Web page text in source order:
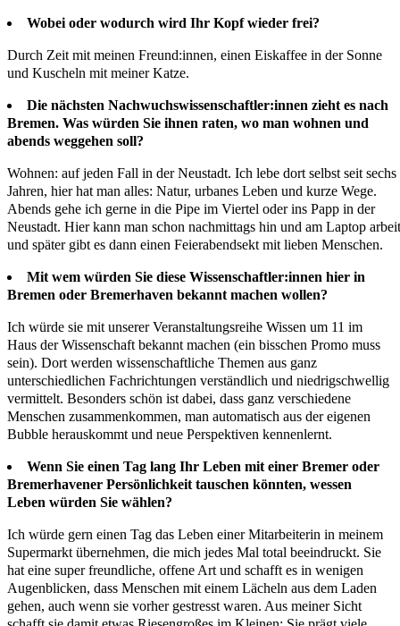
Wobei oder wodurch wird Ihr Kopf wieder frei?
Durch Zeit mit meinen Freund:innen, einen Eiskaffee in der Sonne
und Kuscheln mit meiner Katze.
Die nächsten Nachwuchswissenschaftler:innen zieht es nach
Bremen. Was würden Sie ihnen raten, wo man wohnen und
abends weggehen soll?
Wohnen: auf jeden Fall in der Neustadt. Ich lebe dort selbst seit sechs
Jahren, hier hat man alles: Natur, urbanes Leben und kurze Wege.
Abends gehe ich gerne in die Pipe im Viertel oder ins Papp in der
Neustadt. Hier kann man schon nachmittags hin und am Laptop
und später gibt es dann einen Feierabendsekt mit lieben Menschen.
Mit wem würden Sie diese Wissenschaftler:innen hier in
Bremen oder Bremerhaven bekannt machen wollen?
Ich würde sie mit unserer Veranstaltungsreihe Wissen um 11 im
Haus der Wissenschaft bekannt machen (ein bisschen Promo muss
sein). Dort werden wissenschaftliche Themen aus ganz
unterschiedlichen Fachrichtungen verständlich und niedrigschwellig
vermittelt. Besonders schön ist dabei, dass ganz verschiedene
Menschen zusammenkommen, man automatisch aus der eigenen
Bubble herauskommt und neue Perspektiven kennenlernt.
Wenn Sie einen Tag lang Ihr Leben mit einer Bremer oder
Bremerhavener Persönlichkeit tauschen könnten, wessen
Leben würden Sie wählen?
Ich würde gern einen Tag das Leben einer Mitarbeiterin in meinem
Supermarkt übernehmen, die mich jedes Mal total beeindruckt. Sie
hat eine super freundliche, offene Art und schafft es in wenigen
Augenblicken, dass Menschen mit einem Lächeln aus dem Laden
gehen, auch wenn sie vorher gestresst waren. Aus meiner Sicht